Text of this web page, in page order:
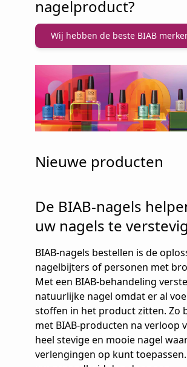
nagelproduct?
Wij hebben de beste BIAB
Nieuwe producten
De BIAB-nagels
uw nagels te
BIAB-nagels bestellen is de
nagelbijters of personen met
Met een BIAB-behandeling
natuurlijke nagel omdat er al
stoffen in het product zitten. Zo
met BIAB-producten na verloop
heel stevige en mooie nagel
verlengingen op kunt